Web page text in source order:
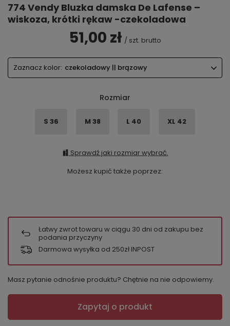
774 Vendy Bluzka damska De Lafense –
wiskoza, krótki rękaw -czekoladowa
51,00 zł / szt. brutto
Zaznacz kolor: czekoladowy || brązowy
Rozmiar
S 36 M 38 L 40 XL 42
Sprawdź jaki rozmiar wybrać.
Możesz kupić także poprzez:
Łatwy zwrot towaru w ciągu 30 dni od zakupu bez
podania przyczyny
Darmowa wysyłka od 250zł INPOST
Masz pytanie odnośnie produktu? Chętnie na nie odpowiemy.
Zapytaj o produkt